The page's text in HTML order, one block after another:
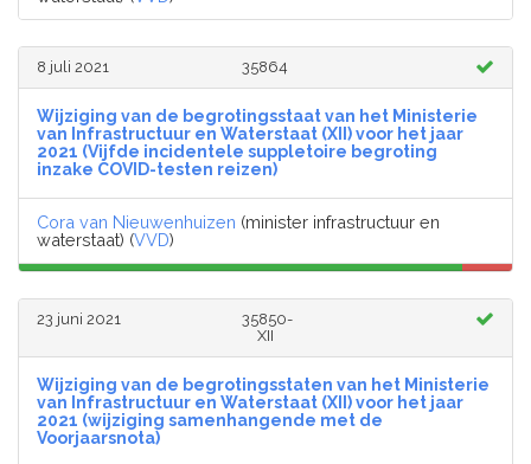
8 juli 2021 35864
Wijziging van de begrotingsstaat van het Ministerie
van Infrastructuur en Waterstaat (XII) voor het jaar
2021 (Vijfde incidentele suppletoire begroting
inzake COVID-testen reizen)
Cora van Nieuwenhuizen (minister infrastructuur en
waterstaat) (VVD)
23 juni 2021
35850-
XII
Wijziging van de begrotingsstaten van het Ministerie
van Infrastructuur en Waterstaat (XII) voor het jaar
2021 (wijziging samenhangende met de
Voorjaarsnota)